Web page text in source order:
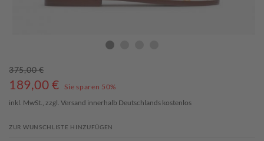
375,00 €
189,00 €
Sie sparen 50%
inkl. MwSt., zzgl. Versand innerhalb Deutschlands kostenlos
ZUR WUNSCHLISTE HINZUFÜGEN